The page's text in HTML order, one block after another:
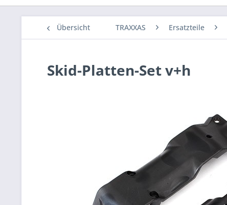
Übersicht TRAXXAS Ersatzteile
Skid-Platten-Set v+h